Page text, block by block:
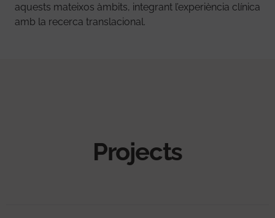
aquests mateixos àmbits, integrant l’experiència clínica
amb la recerca translacional.
Projects